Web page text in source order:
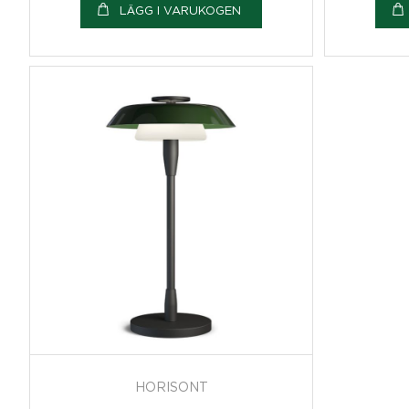
LÄGG I VARUKOGEN
HORISONT